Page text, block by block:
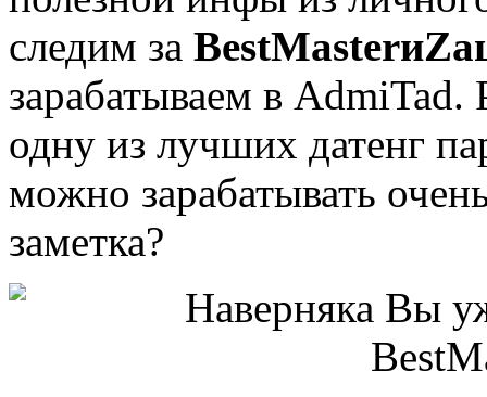
следим за
зарабатываем в AdmiTad.
одну из лучших датенг
можно зарабатывать
заметка?